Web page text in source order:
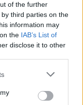
of the further
third parties on the
information may
the IAB’s List of
disclose it to other
4